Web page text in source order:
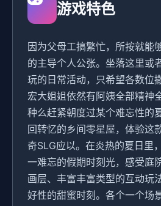
游戏特色
因为父母工搞繁忙，所按就能
的主导个人公张。坐落这里或
玩的日常活动，只希望各数位
宏大姐姐依然有阿姨全部精神
种么赶紧朝度过某个难忘性的
回转忆的乡间零星屋，体验这
奇SLG应以。在炎热的夏日里
一难忘的假期时刻光，感受庭
画层、丰富丰富类型的互动玩
好性的甜蜜时刻。各个一个场